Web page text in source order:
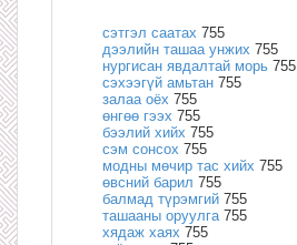
сэтгэл саатах 755
дээлийн ташаа унжих 755
нургисан явдалтай морь 755
сэхээгүй амьтан 755
залаа оёх 755
өнгөө гээх 755
бээлий хийх 755
сэм сонсох 755
модны мөчир тас хийх 755
өвсний барил 755
балмад түрэмгий 755
ташааны оруулга 755
хядаж хаях 755